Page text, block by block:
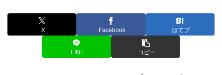
X Facebook はてブ
LINE コピー